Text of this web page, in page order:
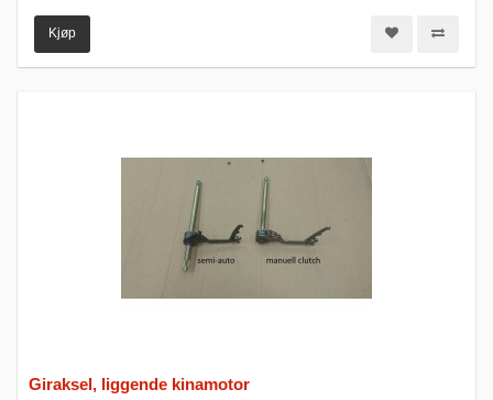
Kjøp
Giraksel, liggende kinamotor